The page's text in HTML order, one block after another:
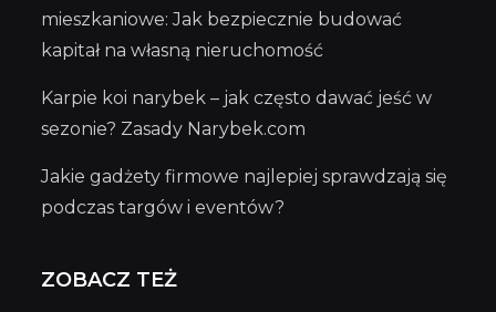
mieszkaniowe: Jak bezpiecznie budować
kapitał na własną nieruchomość
Karpie koi narybek – jak często dawać jeść w
sezonie? Zasady Narybek.com
Jakie gadżety firmowe najlepiej sprawdzają się
podczas targów i eventów?
ZOBACZ TEŻ